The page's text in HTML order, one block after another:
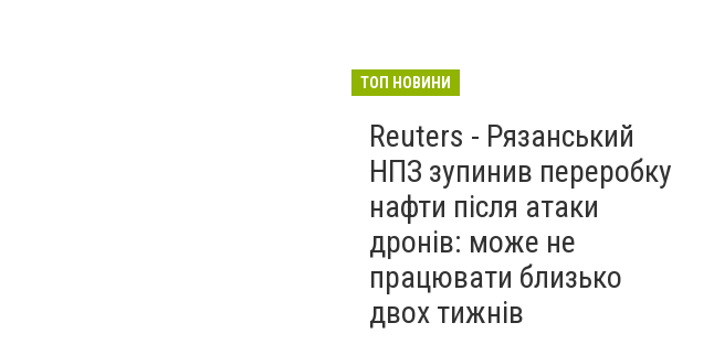
ТОП НОВИНИ
Reuters - Рязанський
НПЗ зупинив переробку
нафти після атаки
дронів: може не
працювати близько
двох тижнів